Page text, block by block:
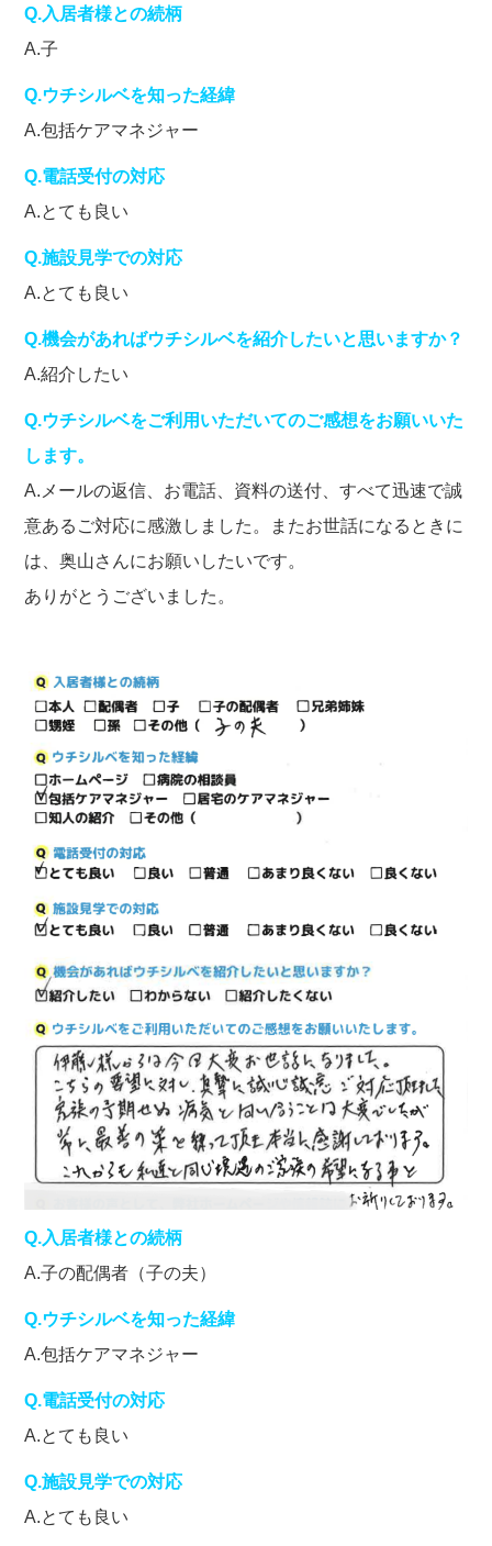
Q.入居者様との続柄
A.子
Q.ウチシルベを知った経緯
A.包括ケアマネジャー
Q.電話受付の対応
A.とても良い
Q.施設見学での対応
A.とても良い
Q.機会があればウチシルベを紹介したいと思いますか？
A.紹介したい
Q.ウチシルベをご利用いただいてのご感想をお願いいた
します。
A.メールの返信、お電話、資料の送付、すべて迅速で誠
意あるご対応に感激しました。またお世話になるときに
は、奥山さんにお願いしたいです。
ありがとうございました。
Q.入居者様との続柄
A.子の配偶者（子の夫）
Q.ウチシルベを知った経緯
A.包括ケアマネジャー
Q.電話受付の対応
A.とても良い
Q.施設見学での対応
A.とても良い